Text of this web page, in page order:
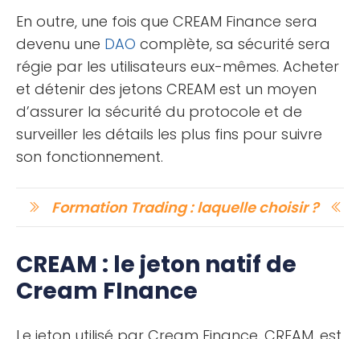
En outre, une fois que CREAM Finance sera
devenu une DAO complète, sa sécurité sera
régie par les utilisateurs eux-mêmes. Acheter
et détenir des jetons CREAM est un moyen
d’assurer la sécurité du protocole et de
surveiller les détails les plus fins pour suivre
son fonctionnement.
Formation Trading : laquelle choisir ?
CREAM : le jeton natif de
Cream FInance